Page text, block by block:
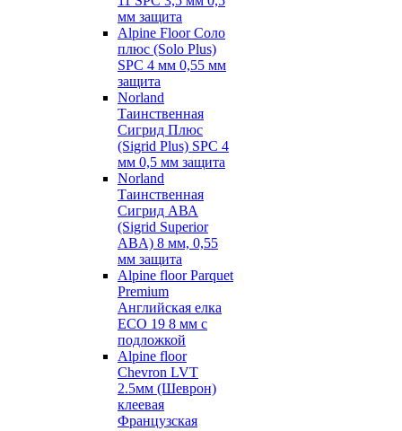
мм защита
Alpine Floor Соло
плюс (Solo Plus)
SPC 4 мм 0,55 мм
защита
Norland
Таинственная
Сигрид Плюс
(Sigrid Plus) SPC 4
мм 0,5 мм защита
Norland
Таинственная
Сигрид АВА
(Sigrid Superior
ABA) 8 мм, 0,55
мм защита
Alpine floor Parquet
Premium
Английская елка
ECO 19 8 мм с
подложкой
Alpine floor
Chevron LVT
2.5мм (Шеврон)
клеевая
Французская